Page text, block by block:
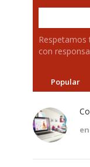
con
Popular